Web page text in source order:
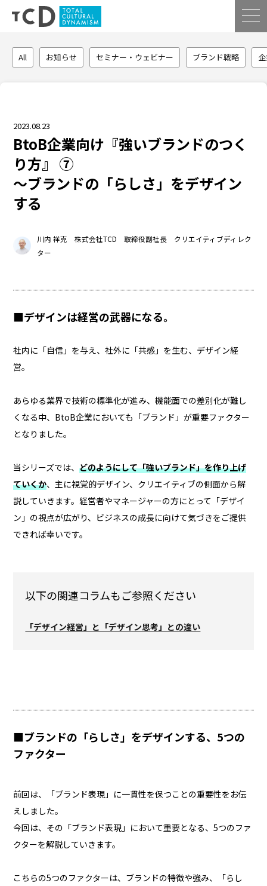
All お知らせ セミナー・ウェビナー ブランド戦略
2023.08.23
BtoB企業向け『強いブランドのつく
り方』 ⑦
〜ブランドの「らしさ」をデザイン
する
川内 祥克 株式会社TCD 取締役副社長 クリエイティブディレク
ター
■デザインは経営の武器になる。
社内に「自信」を与え、社外に「共感」を生む、デザイン経
営。
あらゆる業界で技術の標準化が進み、機能面での差別化が難し
くなる中、BtoB企業においても「ブランド」が重要ファクター
となりました。
当シリーズでは、どのようにして「強いブランド」を作り上げ
ていくか、主に視覚的デザイン、クリエイティブの側面から解
説していきます。経営者やマネージャーの方にとって「デザイ
ン」の視点が広がり、ビジネスの成長に向けて気づきをご提供
できれば幸いです。
以下の関連コラムもご参照ください
「デザイン経営」と「デザイン思考」との違い
■ブランドの「らしさ」をデザインする、5つの
ファクター
前回は、「ブランド表現」に一貫性を保つことの重要性をお伝
えしました。
今回は、その「ブランド表現」において重要となる、5つのファ
クターを解説していきます。
こちらの5つのファクターは、ブランドの特徴や強み、「らし